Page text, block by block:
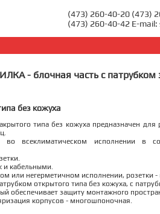
(473) 260-40-20 (473)
(473) 260-40-42 E-mail:
- блочная часть с патрубком
без кожуха
типа без кожуха предназначен
во всеклиматическом исполнении в
и кабельными.
или негерметичном исполнении, розетки
открытого типа без кожуха, с
обеспечивает защиту монтажного
корпусов - многошпоночная.